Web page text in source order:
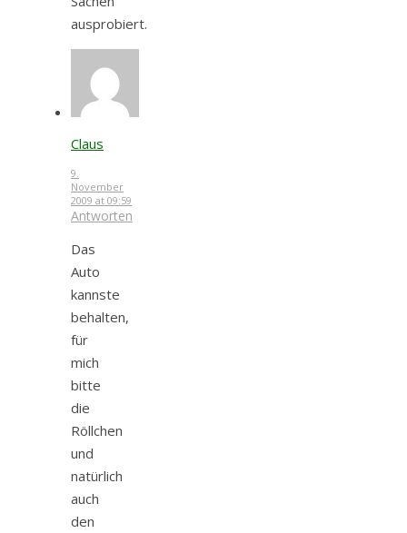
ausprobiert.
Claus
9.
November
2009 at 09:59
Antworten
Das
Auto
kannste
behalten,
für
mich
bitte
die
Röllchen
und
natürlich
auch
den